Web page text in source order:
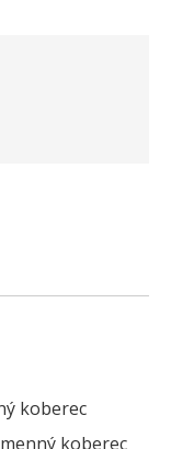
koberec
koberec